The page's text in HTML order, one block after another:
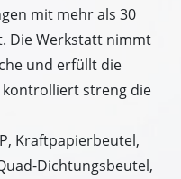
mit mehr als 30
Die Werkstatt nimmt
und erfüllt die
streng die
Kraftpapierbeutel,
Dichtungsbeutel,